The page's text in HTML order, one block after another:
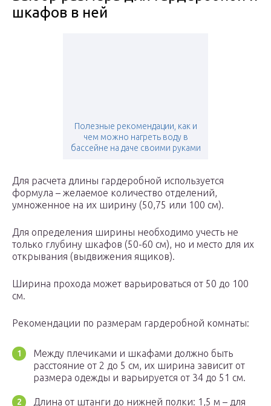
шкафов в ней
Полезные рекомендации, как и
чем можно нагреть воду в
бассейне на даче своими руками
Для расчета длины гардеробной используется
формула – желаемое количество отделений,
умноженное на их ширину (50,75 или 100 см).
Для определения ширины необходимо учесть не
только глубину шкафов (50-60 см), но и место для их
открывания (выдвижения ящиков).
Ширина прохода может варьироваться от 50 до 100
см.
Рекомендации по размерам гардеробной комнаты:
Между плечиками и шкафами должно быть
расстояние от 2 до 5 см, их ширина зависит от
размера одежды и варьируется от 34 до 51 см.
Длина от штанги до нижней полки: 1,5 м – для